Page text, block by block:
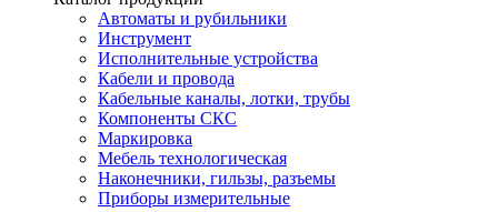
Автоматы и рубильники
Инструмент
Исполнительные устройства
Кабели и провода
Кабельные каналы, лотки, трубы
Компоненты СКС
Маркировка
Мебель технологическая
Наконечники, гильзы, разъемы
Приборы измерительные